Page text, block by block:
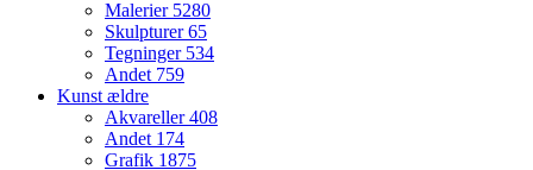
Malerier 5280
Skulpturer65
Tegninger 534
Andet 759
Kunst ældre
Akvareller408
Andet 174
Grafik 1875